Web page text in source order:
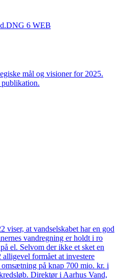
mål og visioner for 2025.
publikation.
viser, at vandselskabet har en god
vandregning er holdt i ro
el. Selvom der ikke et sket en
formået at investere
på knap 700 mio. kr. i
Direktør i Aarhus Vand,